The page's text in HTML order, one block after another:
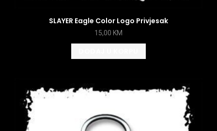
SLAYER Eagle Color Logo Privjesak
15,00 KM